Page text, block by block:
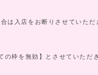
は入店をお断りさせていただ
の枠を無効】とさせていただ